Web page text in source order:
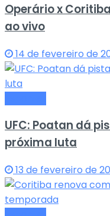
Operário x
ao vivo
14 de fevereiro de
UFC: Poatan dá
próxima luta
13 de fevereiro de